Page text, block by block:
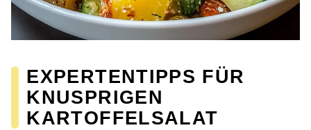
EXPERTENTIPPS FÜR
KNUSPRIGEN
KARTOFFELSALAT